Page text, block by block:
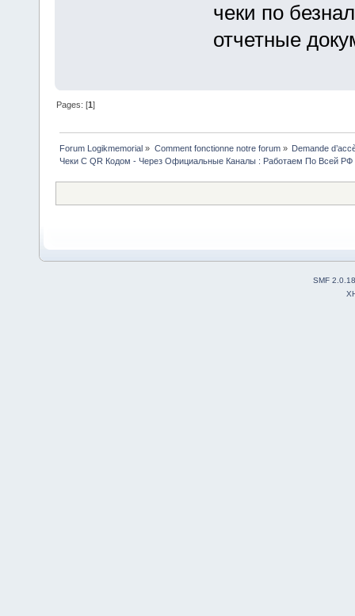
чеки по
отчетные
Pages: [1]
Forum Logikmemorial » Comment fonctionne notre forum»
Demande
Чеки С QR Кодом - Через Официальные Каналы : Работаем По Всей РФ
SMF 2.0.18